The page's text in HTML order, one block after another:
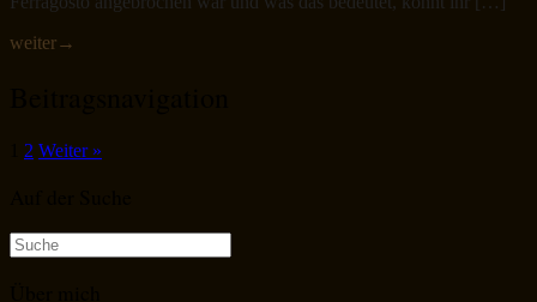
weiter→
2 Weiter »
Suche
nach: